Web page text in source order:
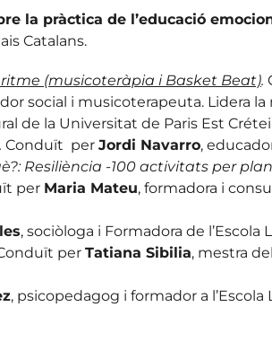
la pràctica de l’educació
Catalans.
(musicoteràpia i Basket Beat).
social i musicoterapeuta. Lidera
de la Universitat de Paris Est
. Conduït per Jordi Navarro,
Resiliència -100 activitats per
per Maria Mateu, formadora i
, sociòloga i Formadora de
per Tatiana Sibilia, mestra
, psicopedagog i formador a